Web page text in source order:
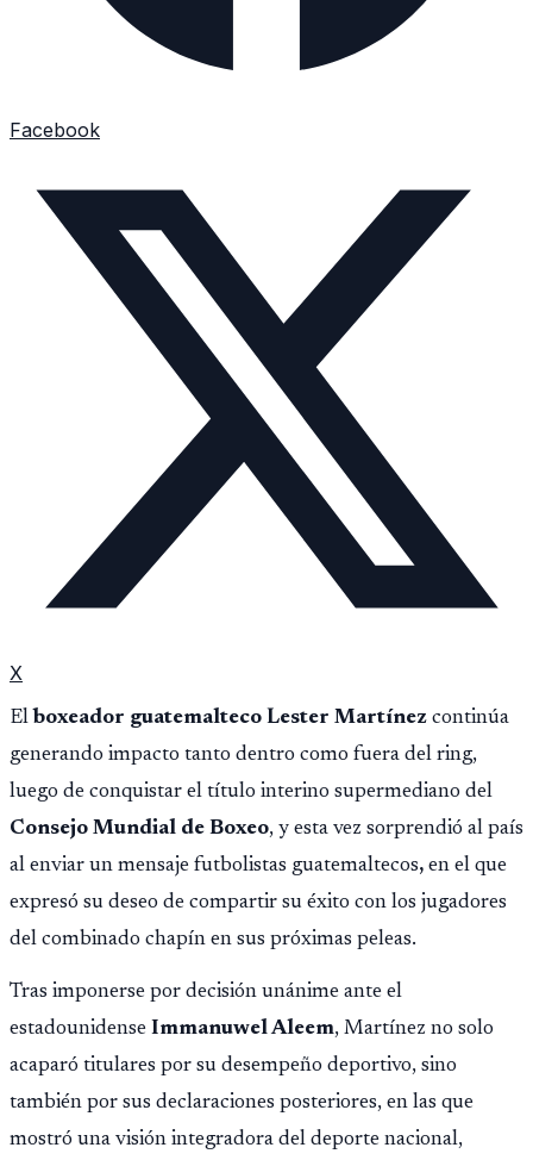
Facebook
X
El boxeador guatemalteco Lester Martínez continúa
generando impacto tanto dentro como fuera del ring,
luego de conquistar el título interino supermediano del
Consejo Mundial de Boxeo, y esta vez sorprendió al país
al enviar un mensaje futbolistas guatemaltecos, en el que
expresó su deseo de compartir su éxito con los jugadores
del combinado chapín en sus próximas peleas.
Tras imponerse por decisión unánime ante el
estadounidense Immanuwel Aleem, Martínez no solo
acaparó titulares por su desempeño deportivo, sino
también por sus declaraciones posteriores, en las que
mostró una visión integradora del deporte nacional,